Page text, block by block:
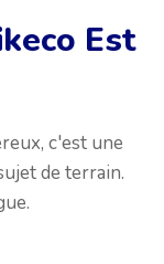
Est
c'est une
de terrain.